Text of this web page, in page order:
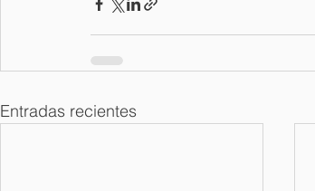
Entradas recientes